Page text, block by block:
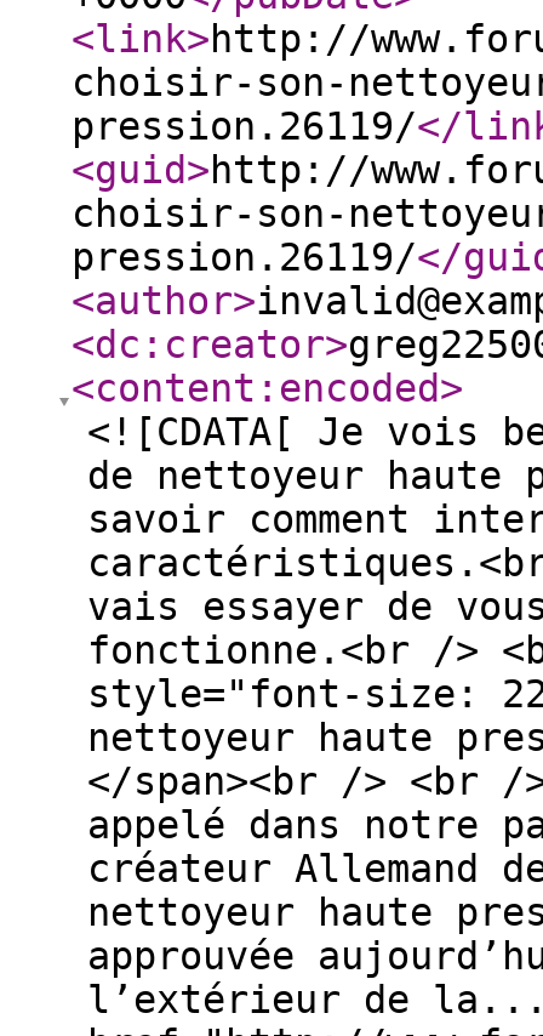
<link>http://
choisir-son-
pression.26119/</
<guid>http://
choisir-son-
pression.26119/</
<author>
<dc:creator>
<content:encoded>
<![CDATA[ Je vois
de nettoyeur haute
savoir comment
vais essayer de
fonctionne.<br />
style="font-size:
nettoyeur haute
</span><br /> <br /
appelé dans notre
créateur Allemand
nettoyeur haute
approuvée
l’extérieur de